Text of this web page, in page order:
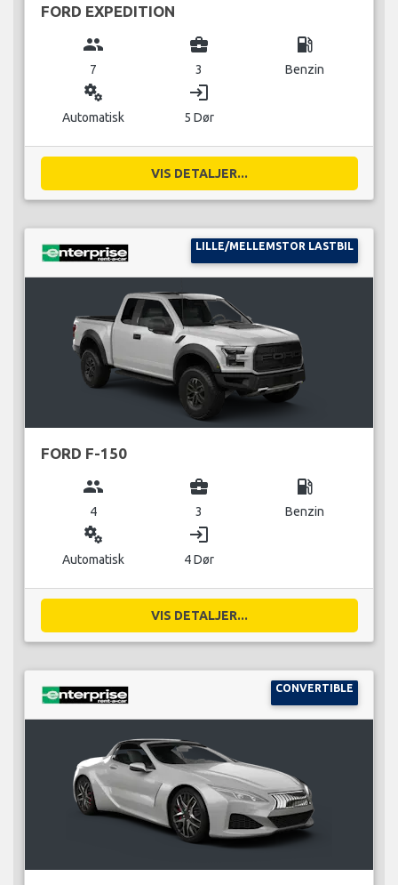
FORD EXPEDITION
group
7
business_center
3
local_gas_station
Benzin
miscellaneous_services
Automatisk
login
5 Dør
VIS DETALJER...
LILLE/MELLEMSTOR LASTBIL
FORD F-150
group
4
business_center
3
local_gas_station
Benzin
miscellaneous_services
Automatisk
login
4 Dør
VIS DETALJER...
CONVERTIBLE